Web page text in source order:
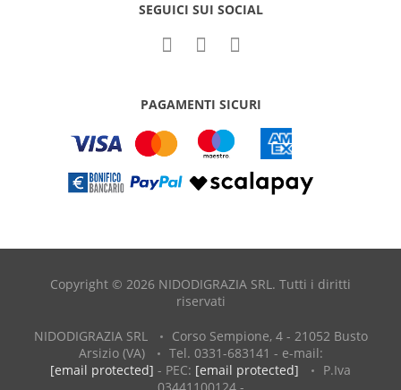
SEGUICI SUI SOCIAL
PAGAMENTI SICURI
Copyright © 2026 NIDODIGRAZIA SRL. Tutti i diritti
riservati
NIDODIGRAZIA SRL
Corso Sempione, 4 - 21052 Busto
Arsizio (VA)
Tel. 0331-683141 - e-mail:
[email protected] - PEC: [email protected]
P.Iva